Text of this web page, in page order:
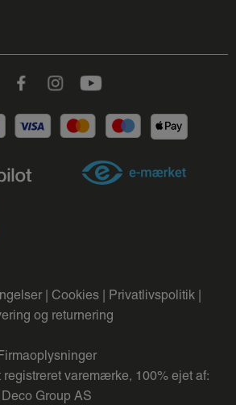
FacebookInstagramYoutube
| Cookies | Privatlivspolitik |
og returnering
varemærke, 100% ejet af:
Deco Group AS